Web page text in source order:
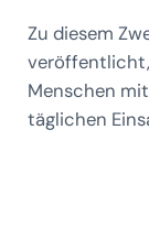
Zu diesem
Menschen
täglichen